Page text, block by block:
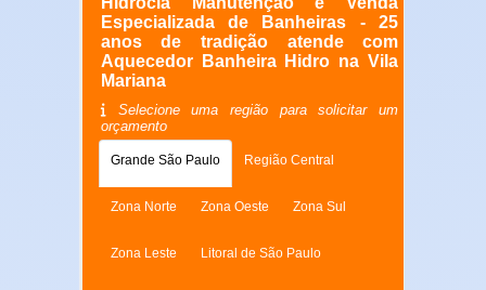
Especializada de Banheiras - 25
anos de tradição atende com
Aquecedor Banheira Hidro na Vila
Mariana
Selecione uma região para solicitar um
orçamento
Grande São Paulo Região Central
Zona Norte Zona Oeste Zona Sul
Zona Leste Litoral de São Paulo